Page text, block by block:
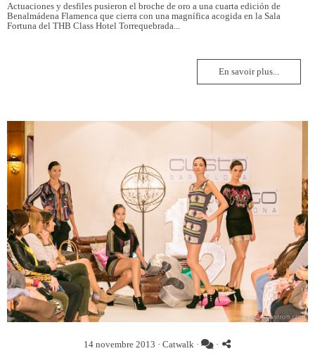
Actuaciones y desfiles pusieron el broche de oro a una cuarta edición de
Benalmádena Flamenca que cierra con una magnífica acogida en la Sala
Fortuna del THB Class Hotel Torrequebrada...
En savoir plus...
14 novembre 2013 · Catwalk · ·